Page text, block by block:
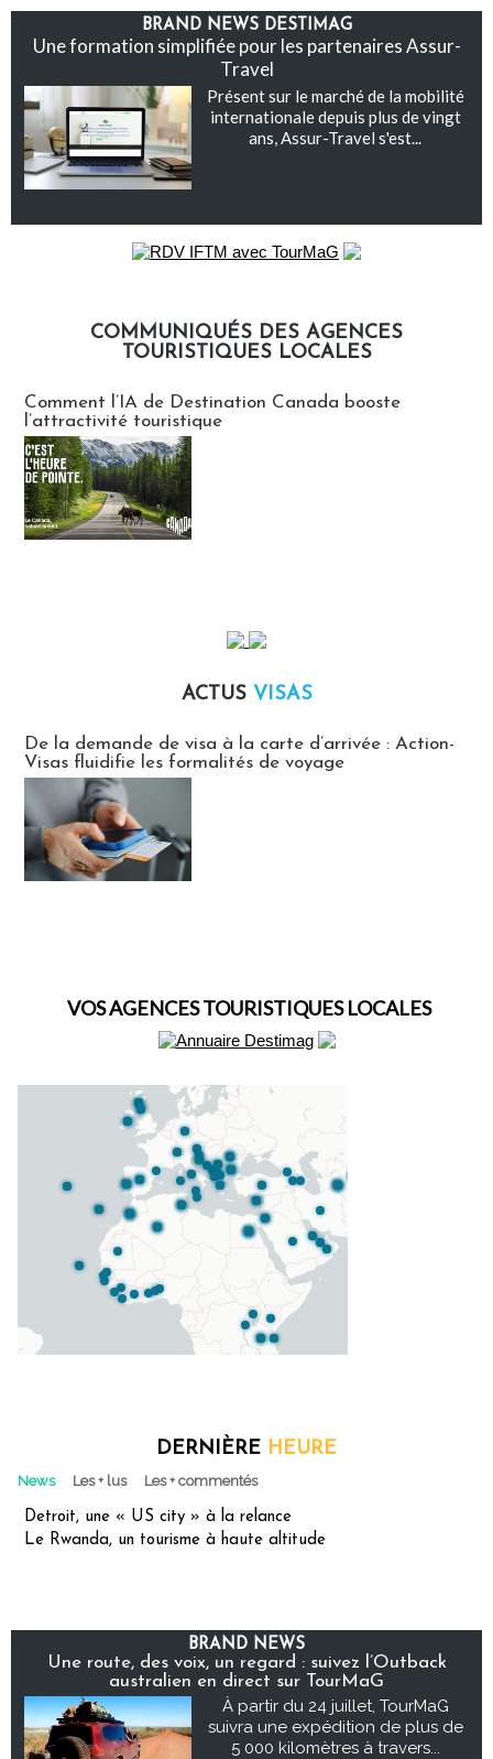
BRAND NEWS DESTIMAG
Une formation simplifiée pour les partenaires Assur-
Travel
Présent sur le marché de la mobilité
internationale depuis plus de vingt
ans, Assur-Travel s'est...
COMMUNIQUÉS DES AGENCES
TOURISTIQUES LOCALES
Comment l’IA de Destination Canada booste
l’attractivité touristique
ACTUS VISAS
De la demande de visa à la carte d’arrivée : Action-
Visas fluidifie les formalités de voyage
VOS AGENCES TOURISTIQUES LOCALES
DERNIÈRE HEURE
News Les + lus Les + commentés
Detroit, une « US city » à la relance
Le Rwanda, un tourisme à haute altitude
BRAND NEWS
Une route, des voix, un regard : suivez l’Outback
australien en direct sur TourMaG
À partir du 24 juillet, TourMaG
suivra une expédition de plus de
5 000 kilomètres à travers...